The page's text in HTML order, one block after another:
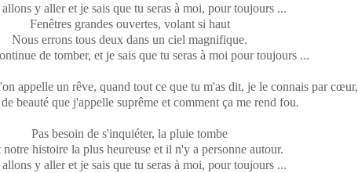
y aller et je sais que tu seras à moi, pour toujours ...
Fenêtres grandes ouvertes, volant si haut
Nous errons tous deux dans un ciel magnifique.
de tomber, et je sais que tu seras à moi pour toujours ...
appelle un rêve, quand tout ce que tu m'as dit, je le connais par cœur,
beauté que j'appelle suprême et comment ça me rend fou.
Pas besoin de s'inquiéter, la pluie tombe
notre histoire la plus heureuse et il n'y a personne autour.
y aller et je sais que tu seras à moi, pour toujours ...